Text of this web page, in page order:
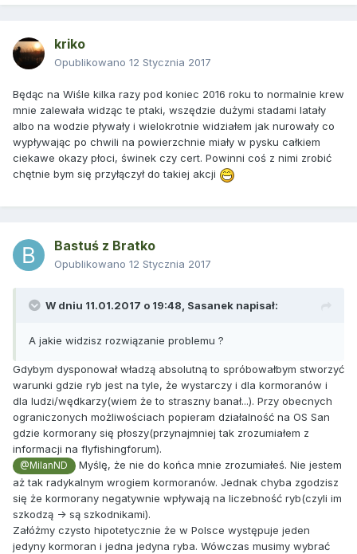
kriko
Opublikowano 12 Stycznia 2017
Będąc na Wiśle kilka razy pod koniec 2016 roku to normalnie krew
mnie zalewała widząc te ptaki, wszędzie dużymi stadami latały
albo na wodzie pływały i wielokrotnie widziałem jak nurowały co
wypływając po chwili na powierzchnie miały w pysku całkiem
ciekawe okazy płoci, świnek czy cert. Powinni coś z nimi zrobić
chętnie bym się przyłączył do takiej akcji
Bastuś z Bratko
Opublikowano 12 Stycznia 2017
W dniu 11.01.2017 o 19:48, Sasanek napisał:
A jakie widzisz rozwiązanie problemu ?
Gdybym dysponował władzą absolutną to spróbowałbym stworzyć
warunki gdzie ryb jest na tyle, że wystarczy i dla kormoranów i
dla ludzi/wędkarzy(wiem że to straszny banał...). Przy obecnych
ograniczonych możliwościach popieram działalność na OS San
gdzie kormorany się płoszy(przynajmniej tak zrozumiałem z
informacji na flyfishingforum).
@MilanND
Myślę, że nie do końca mnie zrozumiałeś. Nie jestem
aż tak radykalnym wrogiem kormoranów. Jednak chyba zgodzisz
się że kormorany negatywnie wpływają na liczebność ryb(czyli im
szkodzą -> są szkodnikami).
Załóżmy czysto hipotetycznie że w Polsce występuje jeden
jedyny kormoran i jedna jedyna ryba. Wówczas musimy wybrać